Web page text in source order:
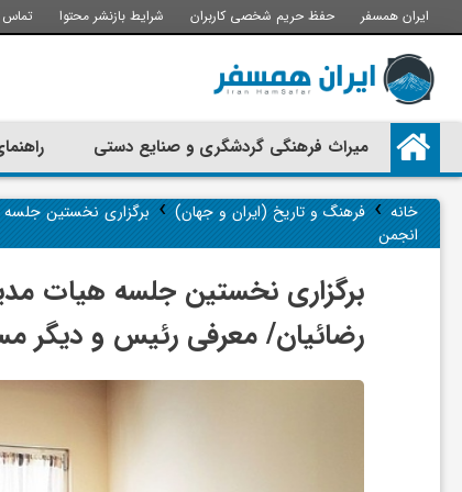
ایران همسفر حفظ حریم شخصی کاربران شرایط بازنشر محتوا تماس
م
ی
میراث فرهنگی گردشگری و صنایع دستی
خانه›فرهنگ و تاریخ (ایران و جهان)›برگزاری نخستین جلسه
انجمن
برگزاری نخستین جلسه هیات
رضائیان/ معرفی رئیس و دیگر